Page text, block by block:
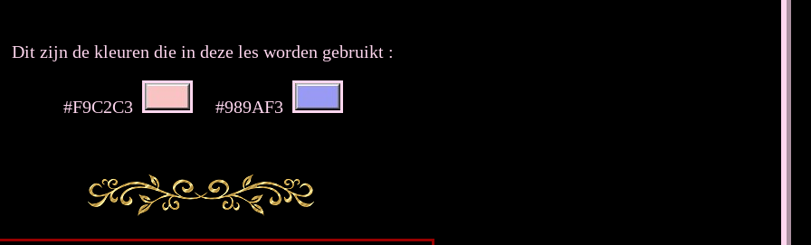
Dit zijn de kleuren die in deze les worden gebruikt :
#F9C2C3 #989AF3